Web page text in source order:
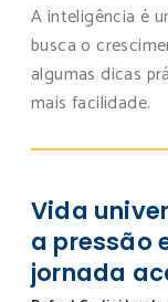
A inteligência é
busca o
algumas dicas
mais facilidade.
Vida
a pressão
jornada